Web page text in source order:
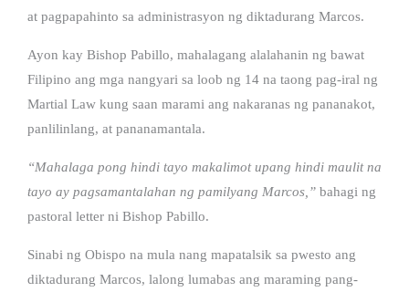
at pagpapahinto sa administrasyon ng diktadurang Marcos.
Ayon kay Bishop Pabillo, mahalagang alalahanin ng bawat
Filipino ang mga nangyari sa loob ng 14 na taong pag-iral ng
Martial Law kung saan marami ang nakaranas ng pananakot,
panlilinlang, at pananamantala.
“Mahalaga pong hindi tayo makalimot upang hindi maulit na
tayo ay pagsamantalahan ng pamilyang Marcos,” bahagi ng
pastoral letter ni Bishop Pabillo.
Sinabi ng Obispo na mula nang mapatalsik sa pwesto ang
diktadurang Marcos, lalong lumabas ang maraming pang-